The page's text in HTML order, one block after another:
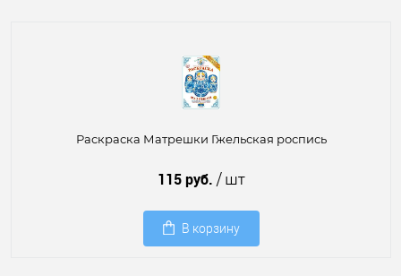
Раскраска Матрешки Гжельская роспись
115 руб. / шт
В корзину